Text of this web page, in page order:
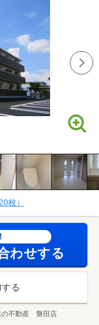
枚）
わせする
る
の不動産 磐田店